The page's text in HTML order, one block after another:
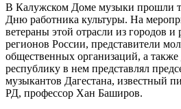
В Калужском Доме музыки прошли
Дню работника культуры. На
ветераны этой отрасли из городов и
регионов России, представители
общественных организаций, а
республику в нем представлял
музыкантов Дагестана, известный
РД, профессор Хан Баширов.